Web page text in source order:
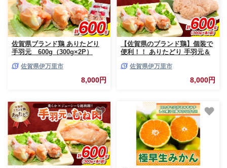
佐賀県ブランド鶏 ありたどり
手羽元 600g（300g×2P）
佐賀県伊万里市
8,000円
【佐賀県のブランド鶏】個装で
便利！！ ありたどり 手羽元＆
600g（300g×各1P） 188-L096
佐賀県伊万里市
8,000円